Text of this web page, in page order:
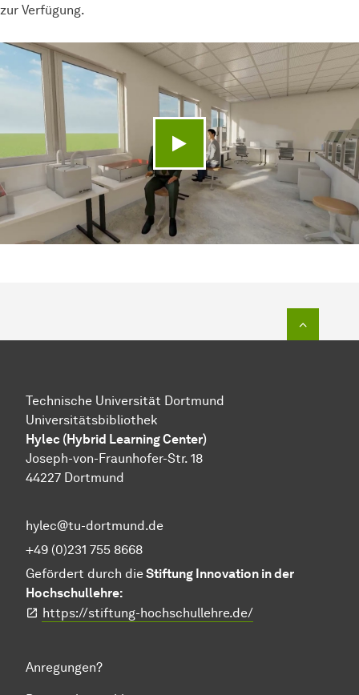
zur Verfügung.
Video abspielen
Technische Universität Dortmund
Universitätsbibliothek
Hylec (Hybrid Learning Center)
Joseph-von-Fraunhofer-Str. 18
44227 Dortmund
hylec@tu-dortmund.de
+49 (0)231 755 8668
Gefördert durch dieStiftung Innovation in der
Hochschullehre:
https://stiftung-hochschullehre.de/
Anregungen?